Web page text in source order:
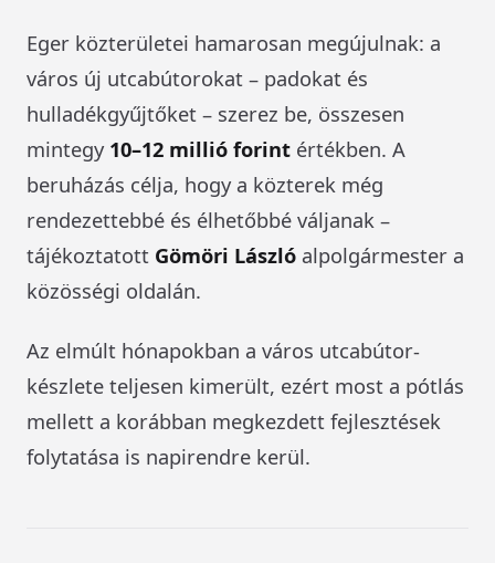
Eger közterületei hamarosan megújulnak: a
város új utcabútorokat – padokat és
hulladékgyűjtőket – szerez be, összesen
mintegy 10–12 millió forint értékben. A
beruházás célja, hogy a közterek még
rendezettebbé és élhetőbbé váljanak –
tájékoztatott Gömöri László alpolgármester a
közösségi oldalán.
Az elmúlt hónapokban a város utcabútor-
készlete teljesen kimerült, ezért most a pótlás
mellett a korábban megkezdett fejlesztések
folytatása is napirendre kerül.